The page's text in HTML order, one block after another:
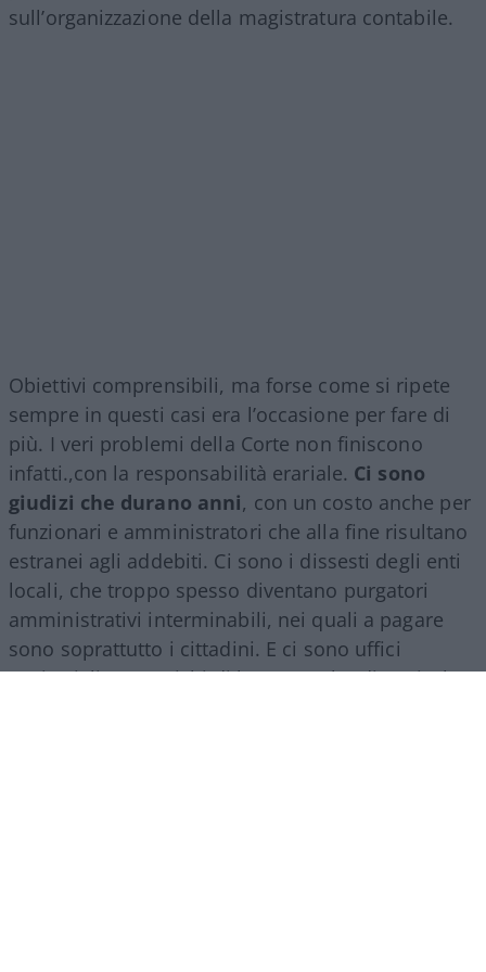
sull’organizzazione della magistratura contabile.
Obiettivi comprensibili, ma forse come si ripete
sempre in questi casi era l’occasione per fare di
più. I veri problemi della Corte non finiscono
infatti.,con la responsabilità erariale. Ci sono
giudizi che durano anni, con un costo anche per
funzionari e amministratori che alla fine risultano
estranei agli addebiti. Ci sono i dissesti degli enti
locali, che troppo spesso diventano purgatori
amministrativi interminabili, nei quali a pagare
sono soprattutto i cittadini. E ci sono uffici
territoriali con carichi di lavoro molto diversi, che